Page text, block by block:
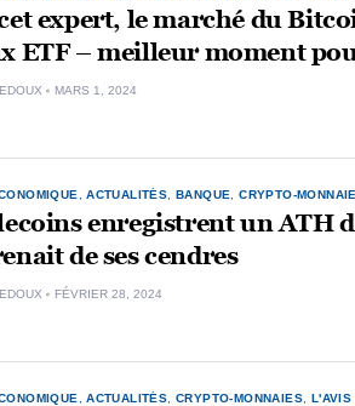
expert, le marché du
ETF – meilleur moment
MARS 1, 2024
,ACTUALITÉS ,BANQUE ,CRYPTO-
enregistrent un ATH
de ses cendres
FÉVRIER 28, 2024
,ACTUALITÉS ,CRYPTO-MONNAIES L'AVIS